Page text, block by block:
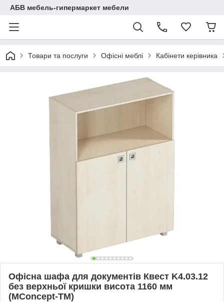
АБВ мебель-гипермаркет мебели
Товари та послуги Офісні меблі Кабінети керівника
Офісна шафа для документів Квест K4.03.12
без верхньої кришки висота 1160 мм
(MConcept-ТМ)